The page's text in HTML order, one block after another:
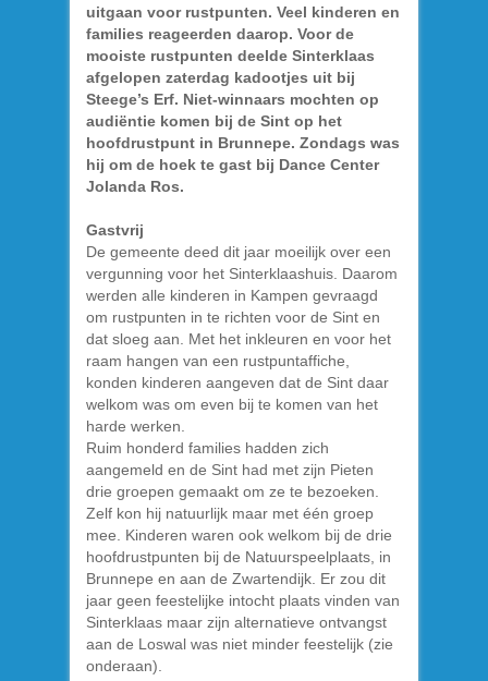
uitgaan voor rustpunten. Veel kinderen en
families reageerden daarop. Voor de
mooiste rustpunten deelde Sinterklaas
afgelopen zaterdag kadootjes uit bij
Steege’s Erf. Niet-winnaars mochten op
audiëntie komen bij de Sint op het
hoofdrustpunt in Brunnepe. Zondags was
hij om de hoek te gast bij Dance Center
Jolanda Ros.
Gastvrij
De gemeente deed dit jaar moeilijk over een
vergunning voor het Sinterklaashuis. Daarom
werden alle kinderen in Kampen gevraagd
om rustpunten in te richten voor de Sint en
dat sloeg aan. Met het inkleuren en voor het
raam hangen van een rustpuntaffiche,
konden kinderen aangeven dat de Sint daar
welkom was om even bij te komen van het
harde werken.
Ruim honderd families hadden zich
aangemeld en de Sint had met zijn Pieten
drie groepen gemaakt om ze te bezoeken.
Zelf kon hij natuurlijk maar met één groep
mee. Kinderen waren ook welkom bij de drie
hoofdrustpunten bij de Natuurspeelplaats, in
Brunnepe en aan de Zwartendijk. Er zou dit
jaar geen feestelijke intocht plaats vinden van
Sinterklaas maar zijn alternatieve ontvangst
aan de Loswal was niet minder feestelijk (zie
onderaan).